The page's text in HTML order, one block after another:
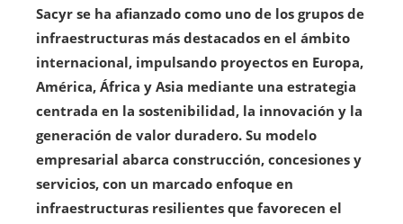
Sacyr se ha afianzado como uno de los grupos de
infraestructuras más destacados en el ámbito
internacional, impulsando proyectos en Europa,
América, África y Asia mediante una estrategia
centrada en la sostenibilidad, la innovación y la
generación de valor duradero. Su modelo
empresarial abarca construcción, concesiones y
servicios, con un marcado enfoque en
infraestructuras resilientes que favorecen el